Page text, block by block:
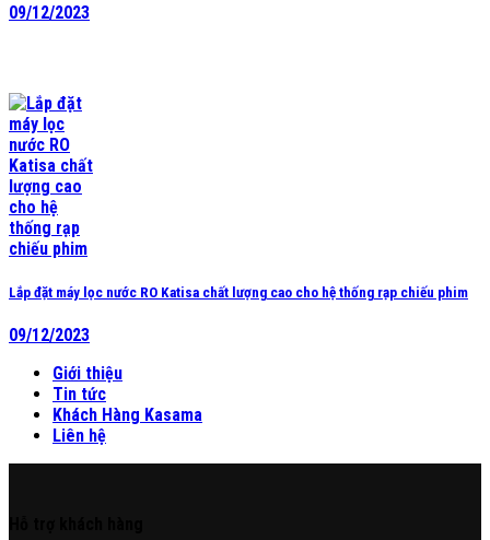
09/12/2023
Lắp đặt máy lọc nước RO Katisa chất lượng cao cho hệ thống rạp chiếu phim
09/12/2023
Giới thiệu
Tin tức
Khách Hàng Kasama
Liên hệ